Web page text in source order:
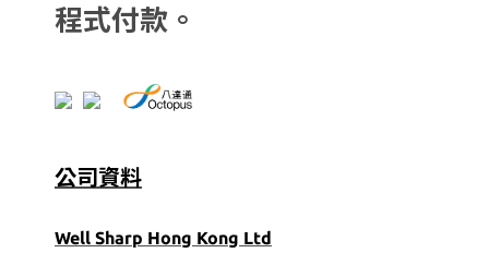
程式付款。
公司資料
Well Sharp Hong Kong Ltd